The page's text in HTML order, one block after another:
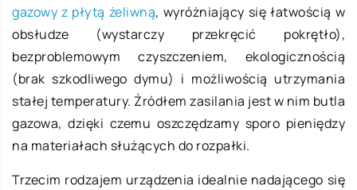
gazowy z płytą żeliwną, wyróżniający się łatwością w
obsłudze (wystarczy przekręcić pokrętło),
bezproblemowym czyszczeniem, ekologicznością
(brak szkodliwego dymu) i możliwością utrzymania
stałej temperatury. Źródłem zasilania jest w nim butla
gazowa, dzięki czemu oszczędzamy sporo pieniędzy
na materiałach służących do rozpałki.
Trzecim rodzajem urządzenia idealnie nadającego się